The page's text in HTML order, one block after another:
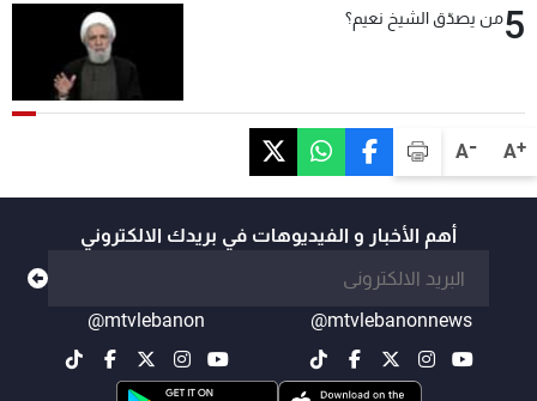
A+
A-
5من يصدّق الشيخ نعيم؟
أهم الأخبار و الفيديوهات في بريدك الالكتروني
@mtvlebanonnews
@mtvlebanon